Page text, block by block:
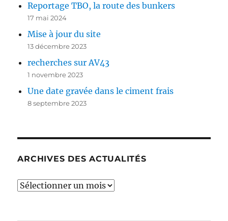
Reportage TBO, la route des bunkers
17 mai 2024
Mise à jour du site
13 décembre 2023
recherches sur AV43
1 novembre 2023
Une date gravée dans le ciment frais
8 septembre 2023
ARCHIVES DES ACTUALITÉS
Archives